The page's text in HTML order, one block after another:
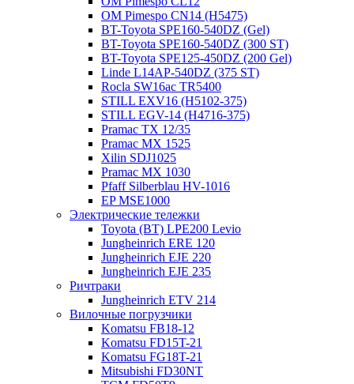
OM Pimespo CN14 (Н5475)
BT-Toyota SPE160-540DZ (Gel)
BT-Toyota SPE160-540DZ (300 ST)
BT-Toyota SPE125-450DZ (200 Gel)
Linde L14AP-540DZ (375 ST)
Rocla SW16ac TR5400
STILL EXV16 (H5102-375)
STILL EGV-14 (H4716-375)
Pramac TX 12/35
Pramac MX 1525
Xilin SDJ1025
Pramac MX 1030
Pfaff Silberblau HV-1016
EP MSE1000
Электрические тележки
Toyota (BT) LPE200 Levio
Jungheinrich ERE 120
Jungheinrich EJE 220
Jungheinrich EJE 235
Ричтраки
Jungheinrich ETV 214
Вилочные погрузчики
Komatsu FB18-12
Komatsu FD15T-21
Komatsu FG18T-21
Mitsubishi FD30NT